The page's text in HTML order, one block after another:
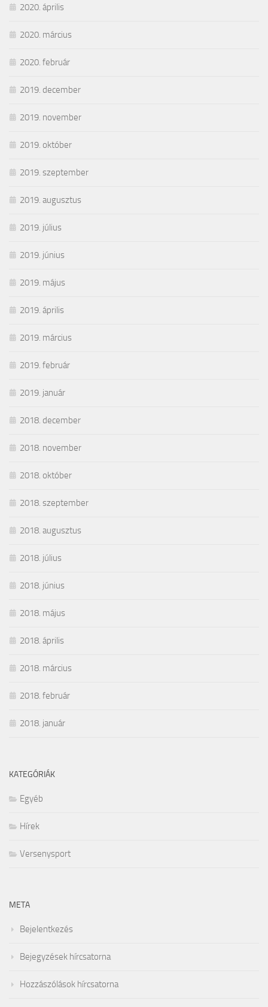
2020. április
2020. március
2020. február
2019. december
2019. november
2019. október
2019. szeptember
2019. augusztus
2019. július
2019. június
2019. május
2019. április
2019. március
2019. február
2019. január
2018. december
2018. november
2018. október
2018. szeptember
2018. augusztus
2018. július
2018. június
2018. május
2018. április
2018. március
2018. február
2018. január
KATEGÓRIÁK
Egyéb
Hírek
Versenysport
META
Bejelentkezés
Bejegyzések hírcsatorna
Hozzászólások hírcsatorna